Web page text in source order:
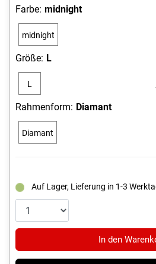
Farbe: midnight
midnight
Größe: L
L
Rahmenform: Diamant
Diamant
Auf Lager, Lieferung in 1-3
In den